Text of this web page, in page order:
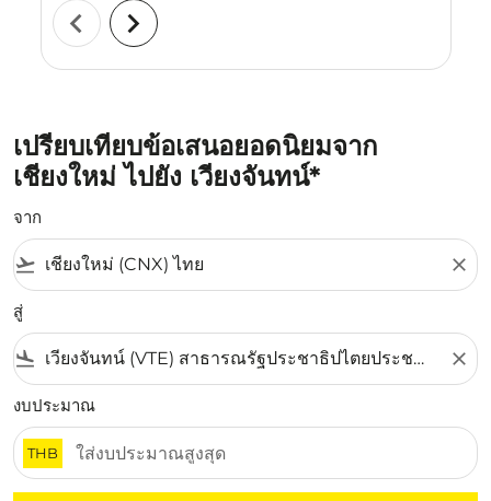
chevron_left chevron_right
เปรียบเทียบข้อเสนอยอดนิยมจาก
เชียงใหม่ ไปยัง เวียงจันทน์*
จาก
flight_takeoff close
สู่
flight_land close
งบประมาณ
THB